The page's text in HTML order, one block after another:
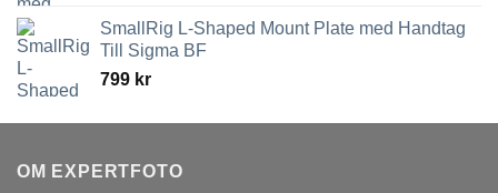
till
SmallRig L-Shaped Mount Plate med Handtag
Till Sigma BF
799 kr
OM EXPERTFOTO